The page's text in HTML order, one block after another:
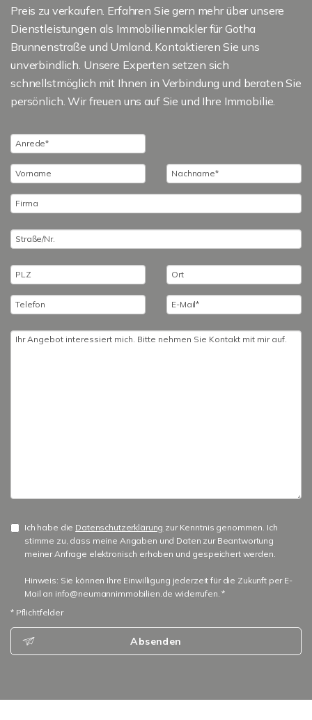
Preis zu verkaufen. Erfahren Sie gern mehr über unsere
Dienstleistungen als Immobilienmakler für Gotha
Brunnenstraße und Umland. Kontaktieren Sie uns
unverbindlich. Unsere Experten setzen sich
schnellstmöglich mit Ihnen in Verbindung und beraten Sie
persönlich. Wir freuen uns auf Sie und Ihre Immobilie.
Ich habe die Datenschutzerklärung zur Kenntnis genommen. Ich
stimme zu, dass meine Angaben und Daten zur Beantwortung
meiner Anfrage elektronisch erhoben und gespeichert werden.
Hinweis: Sie können Ihre Einwilligung jederzeit für die Zukunft per E-
Mail an info@neumannimmobilien.de widerrufen. *
* Pflichtfelder
Absenden